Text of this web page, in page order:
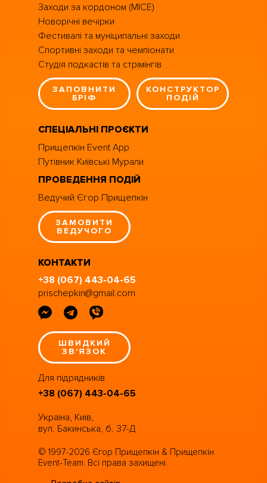
Заходи за кордоном (MICE)
Новорічні вечірки
Фестивалі та муніципальні заходи
Спортивні заходи та чемпіонати
Студія подкастів та стрімінгів
ЗАПОВНИТИ
БРІФ
КОНСТРУКТОР
ПОДІЙ
СПЕЦІАЛЬНІ ПРОЄКТИ
Прищепкін Event App
Путівник Київські Мурали
ПРОВЕДЕННЯ ПОДІЙ
Ведучий Єгор Прищепкін
ЗАМОВИТИ
ВЕДУЧОГО
КОНТАКТИ
+38 (067) 443-04-65
prischepkin@gmail.com
ШВИДКИЙ
ЗВ'ЯЗОК
Для підрядників
+38 (067) 443-04-65
Україна, Київ,
вул. Бакинська, б. 37-Д
© 1997-2026 Єгор Прищепкін & Прищепкін
Event-Team. Всі права захищені.